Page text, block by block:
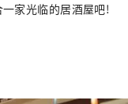
家光临的居酒屋吧!